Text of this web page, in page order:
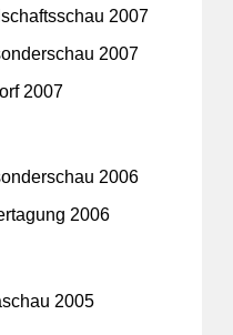
2007
2007
2007
2006
2006
2005